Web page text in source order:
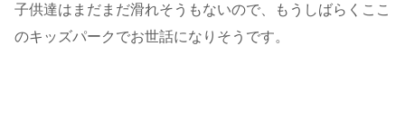
子供達はまだまだ滑れそうもないので、もうしばらくここ
のキッズパークでお世話になりそうです。